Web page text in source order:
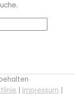
| Impressum |